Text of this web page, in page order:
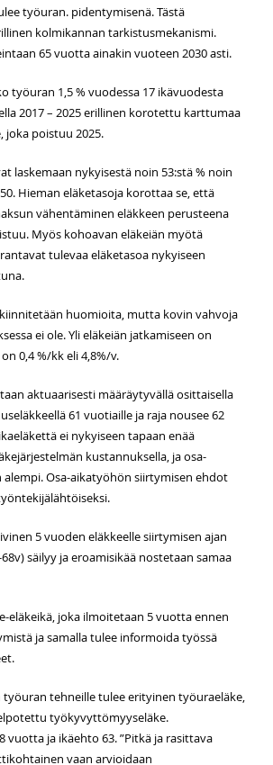
työuran. pidentymisenä. Tästä
kolmikannan tarkistusmekanismi.
65 vuotta ainakin vuoteen 2030 asti.
työuran 1,5 % vuodessa 17 ikävuodesta
2017 – 2025 erillinen korotettu karttumaa
joka poistuu 2025.
laskemaan nykyisestä noin 53:stä % noin
Hieman eläketasoja korottaa se, että
vähentäminen eläkkeen perusteena
Myös kohoavan eläkeiän myötä
tulevaa eläketasoa nykyiseen
huomioita, mutta kovin vahvoja
ei ole. Yli eläkeiän jatkamiseen on
0,4 %/kk eli 4,8%/v.
aktuaarisesti määräytyvällä osittaisella
61 vuotiaille ja raja nousee 62
ei nykyiseen tapaan enää
kustannuksella, ja osa-
alempi. Osa-aikatyöhön siirtymisen ehdot
5 vuoden eläkkeelle siirtymisen ajan
säilyy ja eroamisikää nostetaan samaa
eläkeikä, joka ilmoitetaan 5 vuotta ennen
ja samalla tulee informoida työssä
työuran tehneille tulee erityinen työuraeläke,
työkyvyttömyyseläke.
vuotta ja ikäehto 63. ”Pitkä ja rasittava
vaan arvioidaan